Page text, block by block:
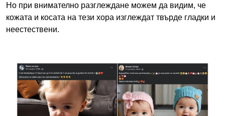
Но при внимателно разглеждане можем да видим, че
кожата и косата на тези хора изглеждат твърде гладки и
неестествени.
Image